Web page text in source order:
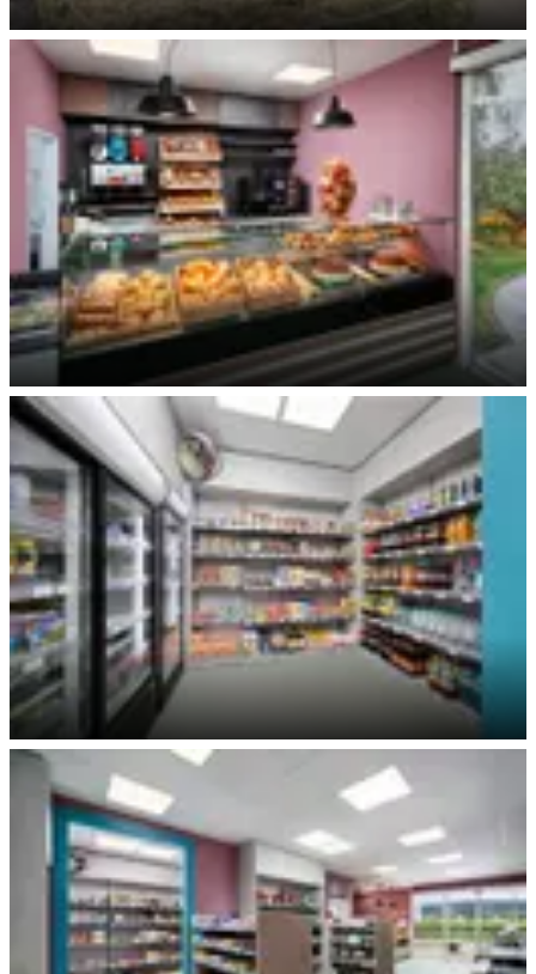
Hier beginnt Dein Urlaub
Brötchentheke
Mini-Shop / Kühlschränke